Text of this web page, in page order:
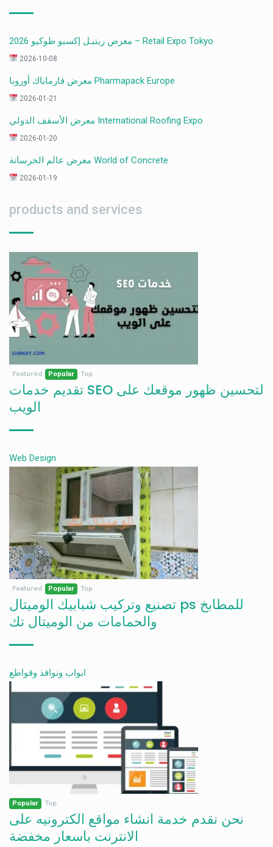
معرض ريتيـل إكسبو طوكيو 2026 – Retail Expo Tokyo
2026-10-08
معرض فارماباك أوروبا Pharmapack Europe
2026-01-21
معرض الأسقف الدولي International Roofing Expo
2026-01-20
معرض عالم الخرسانة World of Concrete
2026-01-19
products and services
Featured Popular Top
تقديم خدمات SEO لتحسين ظهور موقعك على
الويب
Web Design
Featured Popular Top
تصنيع وتركيب شبابيك الوميتال ps للمطابخ
والحمامات من الوميتال تك
ابواب ونوافذ وقواطع
Popular Top
نحن نقدم خدمة انشاء مواقع الكترونيه على
الانترنت باسعار مخفضة